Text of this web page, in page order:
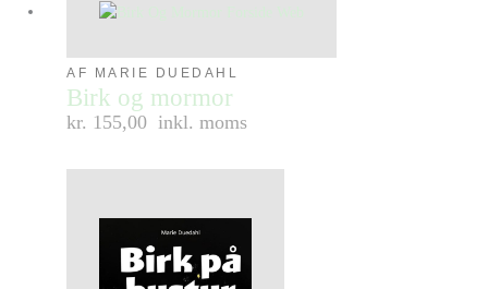
AF MARIE DUEDAHL
Birk og mormor
kr. 155,00 inkl. moms